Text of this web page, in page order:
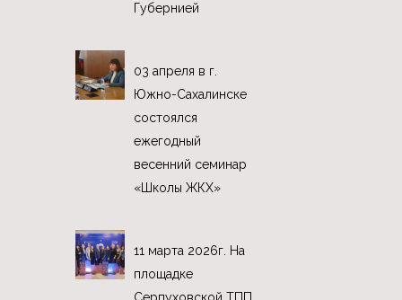
Губернией
03 апреля в г.
Южно-Сахалинске
состоялся
ежегодный
весенний семинар
«Школы ЖКХ»
11 марта 2026г. На
площадке